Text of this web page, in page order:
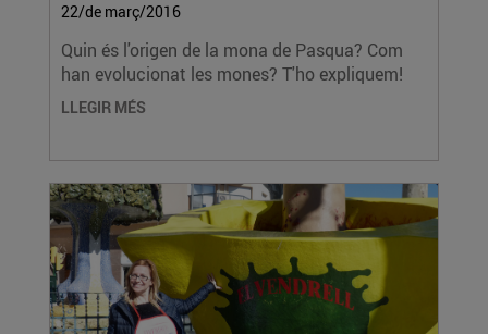
22/de març/2016
Quin és l'origen de la mona de Pasqua? Com
han evolucionat les mones? T'ho expliquem!
LLEGIR MÉS